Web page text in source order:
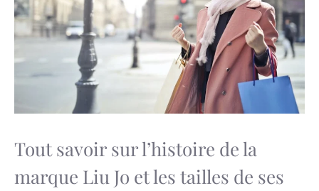
Tout savoir sur l’histoire de la
marque Liu Jo et les tailles de ses